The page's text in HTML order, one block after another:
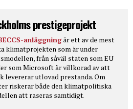
prestigeprojekt
anläggningär ett av de mest
klimatprojekten som är under
från såväl staten som EU
som Microsoft är villkorad av att
levererar utlovad prestanda. Om
riskerar både den klimatpolitiska
att raseras samtidigt.